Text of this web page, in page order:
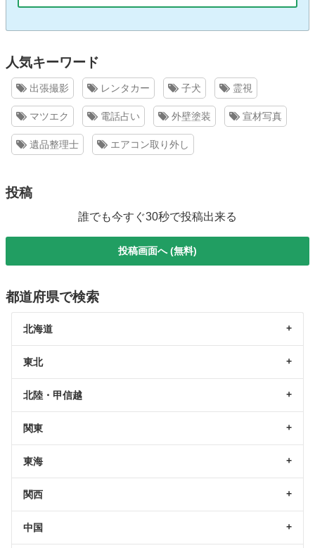
人気キーワード
出張撮影 レンタカー 子犬 霊視
マツエク 電話占い 外壁塗装 宣材写真
遺品整理士 エアコン取り外し
投稿
誰でも今すぐ30秒で投稿出来る
投稿画面へ (無料)
都道府県で検索
北海道
東北
北陸・甲信越
関東
東海
関西
中国